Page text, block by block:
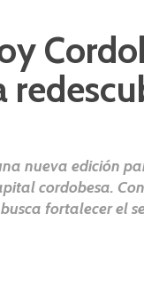
nueva edición
cordobesa.
fortalecer el